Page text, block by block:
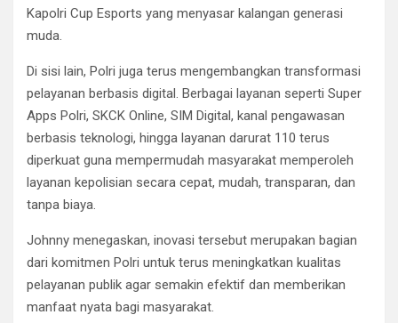
Kapolri Cup Esports yang menyasar kalangan generasi
muda.
Di sisi lain, Polri juga terus mengembangkan transformasi
pelayanan berbasis digital. Berbagai layanan seperti Super
Apps Polri, SKCK Online, SIM Digital, kanal pengawasan
berbasis teknologi, hingga layanan darurat 110 terus
diperkuat guna mempermudah masyarakat memperoleh
layanan kepolisian secara cepat, mudah, transparan, dan
tanpa biaya.
Johnny menegaskan, inovasi tersebut merupakan bagian
dari komitmen Polri untuk terus meningkatkan kualitas
pelayanan publik agar semakin efektif dan memberikan
manfaat nyata bagi masyarakat.